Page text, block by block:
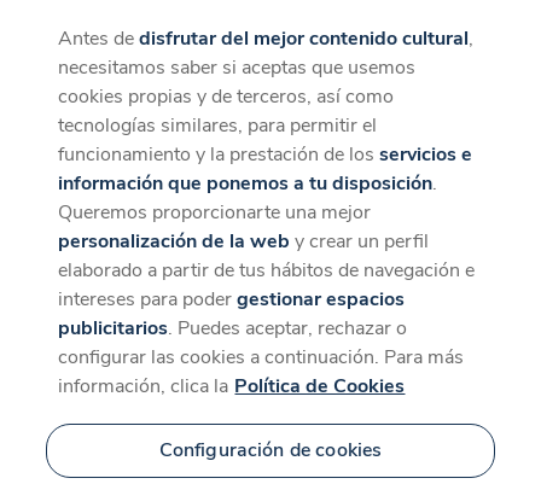
CaixaForum+
La mejor experiencia desde la App
Descargar
Contenido relacionado
para 'Anne Teresa de
Keersmaeker'
Antes dedisfrutar del mejor contenido cultural,
necesitamos saber si aceptas que usemos
cookies propias y de terceros, así como
tecnologías similares, para permitir el
funcionamiento y la prestación de losservicios e
información que ponemos a tu disposición.
Queremos proporcionarte una mejor
personalización de la web y crear un perfil
elaborado a partir de tus hábitos de navegación e
intereses para podergestionar espacios
publicitarios. Puedes aceptar, rechazar o
configurar las cookies a continuación. Para más
información, clica la Política de Cookies
Configuración de cookies